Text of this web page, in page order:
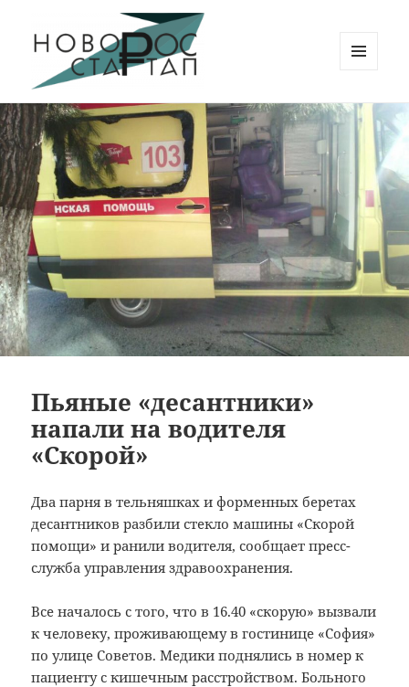
Новорос Стартап
ВИДЖЕТЫ
Пьяные «десантники»
напали на водителя
«Скорой»
Два парня в тельняшках и форменных беретах
десантников разбили стекло машины «Скорой
помощи» и ранили водителя, сообщает пресс-
служба управления здравоохранения.
Все началось с того, что в 16.40 «скорую» вызвали
к человеку, проживающему в гостинице «София»
по улице Советов. Медики поднялись в номер к
пациенту с кишечным расстройством. Больного